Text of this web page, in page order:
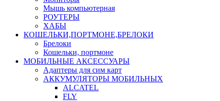
Мышь компьютерная
РОУТЕРЫ
ХАБЫ
КОШЕЛЬКИ,ПОРТМОНЕ,БРЕЛОКИ
Брелоки
Кошельки, портмоне
МОБИЛЬНЫЕ АКСЕССУАРЫ
Адаптеры для сим карт
АККУМУЛЯТОРЫ МОБИЛЬНЫХ
ALCATEL
FLY